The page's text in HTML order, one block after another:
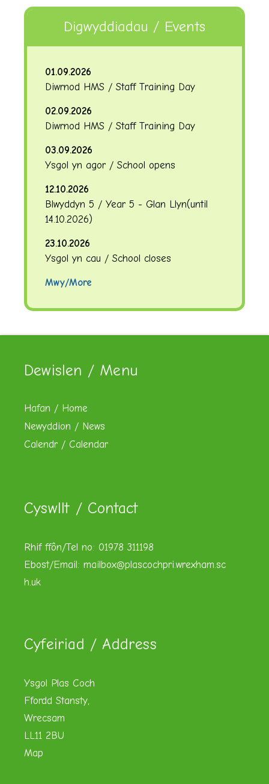
Digwyddiadau / Events
01.09.2026
Diwrnod HMS / Staff Training Day
02.09.2026
Diwrnod HMS / Staff Training Day
03.09.2026
Ysgol yn agor / School opens
12.10.2026
Blwyddyn 5 / Year 5 - Glan Llyn(until
14.10.2026)
23.10.2026
Ysgol yn cau / School closes
Mwy/More
Dewislen / Menu
Hafan / Home
Newyddion / News
Calendr / Calendar
Cyswllt / Contact
Rhif ffôn/Tel no: 01978 311198
Ebost/Email: mailbox@plascochpri.wrexham.sc
h.uk
Cyfeiriad / Address
Ysgol Plas Coch
Ffordd Stansty,
Wrecsam
LL11 2BU
Map